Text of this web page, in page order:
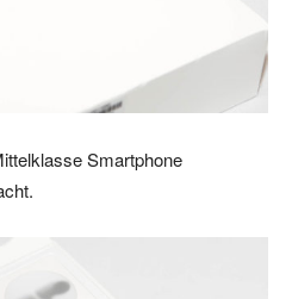
Smartphone